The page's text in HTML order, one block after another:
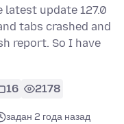
update 127.0
tabs crashed and
report. So I have
16 2178
задан 2 года назад